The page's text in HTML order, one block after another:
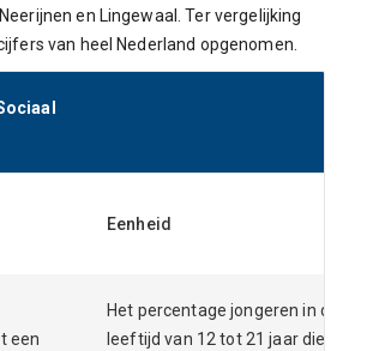
en Lingewaal. Ter vergelijking
van heel Nederland opgenomen.
Eenheid
een
Het percentage jongeren in de
leeftijd van 12 tot 21 jaar die